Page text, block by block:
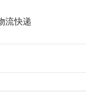
流快递